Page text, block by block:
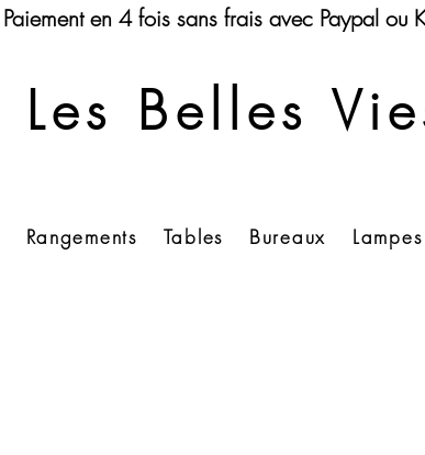
Paiement en 4 fois sans frais avec Paypal ou
Les Belles
Rangements Tables Bureaux Lampes